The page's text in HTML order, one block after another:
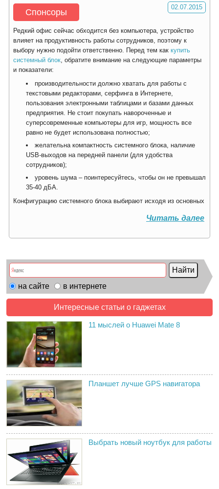
02.07.2015
Спонсоры
Редкий офис сейчас обходится без компьютера, устройство
влияет на продуктивность работы сотрудников, поэтому к
выбору нужно подойти ответственно. Перед тем как купить
системный блок, обратите внимание на следующие параметры
и показатели:
производительности должно хватать для работы с
текстовыми редакторами, серфинга в Интернете,
пользования электронными таблицами и базами данных
предприятия. Не стоит покупать навороченные и
суперсовременные компьютеры для игр, мощность все
равно не будет использована полностью;
желательна компактность системного блока, наличие
USB-выходов на передней панели (для удобства
сотрудников);
уровень шума – поинтересуйтесь, чтобы он не превышал
35-40 дБА.
Конфигурацию системного блока выбирают исходя из основных
Читать далее
на сайте в интернете
Интересные статьи о гаджетах
11 мыслей о Huawei Mate 8
Планшет лучше GPS навигатора
Выбрать новый ноутбук для работы